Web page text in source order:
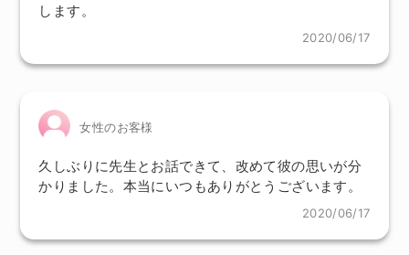
します。
2020/06/17
女性のお客様
久しぶりに先生とお話できて、改めて彼の思いが分
かりました。本当にいつもありがとうございます。
2020/06/17